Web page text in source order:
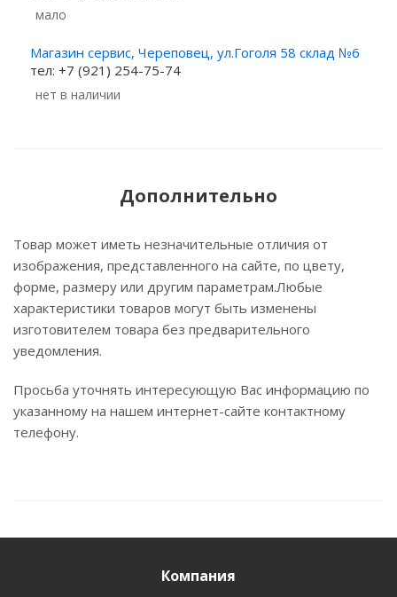
Мало
Магазин сервис, Череповец, ул.Гоголя 58 склад №6
тел: +7 (921) 254-75-74
Нет в наличии
Дополнительно
Товар может иметь незначительные отличия от
изображения, представленного на сайте, по цвету,
форме, размеру или другим параметрам.Любые
характеристики товаров могут быть изменены
изготовителем товара без предварительного
уведомления.
Просьба уточнять интересующую Вас информацию по
указанному на нашем интернет-сайте контактному
телефону.
Компания